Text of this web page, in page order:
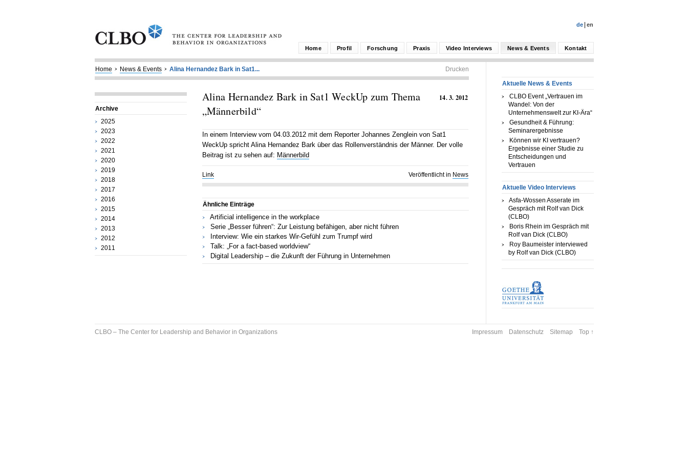
en
de
Kontakt
News & Events
Video Interviews
Praxis
Forschung
Profil
Home
Home News & Events Alina Hernandez Bark in Sat1... Drucken
Archive
2025
2023
2022
2021
2020
2019
2018
2017
2016
2015
2014
2013
2012
2011
14. 3. 2012
Alina Hernandez Bark in Sat1 WeckUp zum Thema
„Männerbild“
In einem Interview vom 04.03.2012 mit dem Reporter Johannes Zenglein von Sat1
WeckUp spricht Alina Hernandez Bark über das Rollenverständnis der Männer. Der volle
Beitrag ist zu sehen auf: Männerbild
Link Veröffentlicht in News
Ähnliche Einträge
Artificial intelligence in the workplace
Serie „Besser führen“: Zur Leistung befähigen, aber nicht führen
Interview: Wie ein starkes Wir-Gefühl zum Trumpf wird
Talk: „For a fact-based worldview“
Digital Leadership – die Zukunft der Führung in Unternehmen
Aktuelle News & Events
CLBO Event „Vertrauen im
Wandel: Von der
Unternehmenswelt zur KI-Ära“
Gesundheit & Führung:
Seminarergebnisse
Können wir KI vertrauen?
Ergebnisse einer Studie zu
Entscheidungen und
Vertrauen
Aktuelle Video Interviews
Asfa-Wossen Asserate im
Gespräch mit Rolf van Dick
(CLBO)
Boris Rhein im Gespräch mit
Rolf van Dick (CLBO)
Roy Baumeister interviewed
by Rolf van Dick (CLBO)
CLBO – The Center for Leadership and Behavior in Organizations Impressum Datenschutz Sitemap Top ↑